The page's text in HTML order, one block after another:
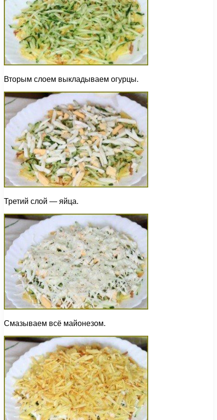
Вторым слоем выкладываем огурцы.
Третий слой — яйца.
Смазываем всё майонезом.